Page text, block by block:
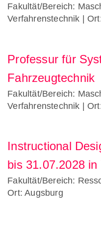
Fakultät/Bereich:
Verfahrenstechnik |
Professur für
Fahrzeugtechnik
Fakultät/Bereich:
Verfahrenstechnik |
Instructional
bis 31.07.2028 in
Fakultät/Bereich:
Ort: Augsburg